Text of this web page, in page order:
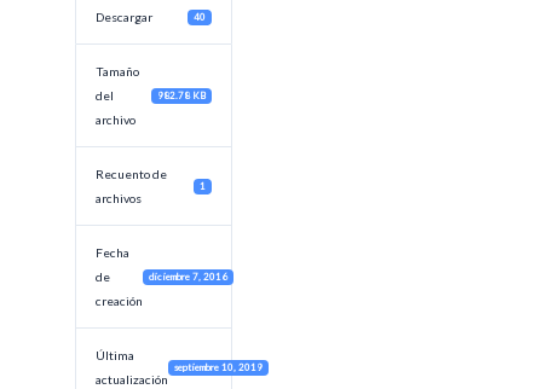
Descargar 40
Tamaño
del
archivo
982.78 KB
Recuento de
archivos
1
Fecha
de
creación
diciembre 7, 2016
Última
actualización
septiembre 10, 2019